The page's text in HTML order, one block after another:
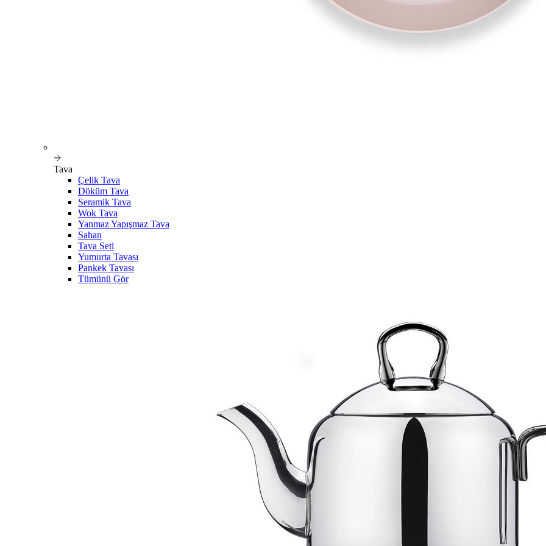
Tava
Çelik Tava
Döküm Tava
Seramik Tava
Wok Tava
Yanmaz Yapışmaz Tava
Sahan
Tava Seti
Yumurta Tavası
Pankek Tavası
Tümünü Gör